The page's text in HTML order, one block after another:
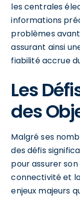
les centrales
informations
problèmes
assurant ainsi
fiabilité accrue
Les
des
Malgré ses
des défis
pour assurer
connectivité et
enjeux majeurs